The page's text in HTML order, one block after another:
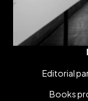
Editorial
Books